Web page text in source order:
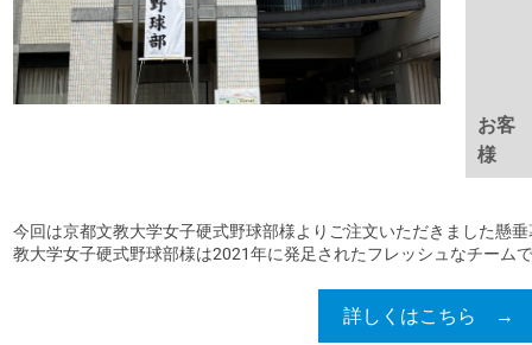
お客
様
今回は京都文教大学女子硬式野球部様よりご注文いただきました懸
教大学女子硬式野球部様は2021年に発足されたフレッシュなチーム
詳しくはこちら →